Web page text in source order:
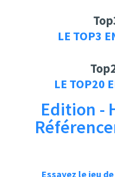
LE TOP3
LE TOP20
Edition -
Essayez le jeu